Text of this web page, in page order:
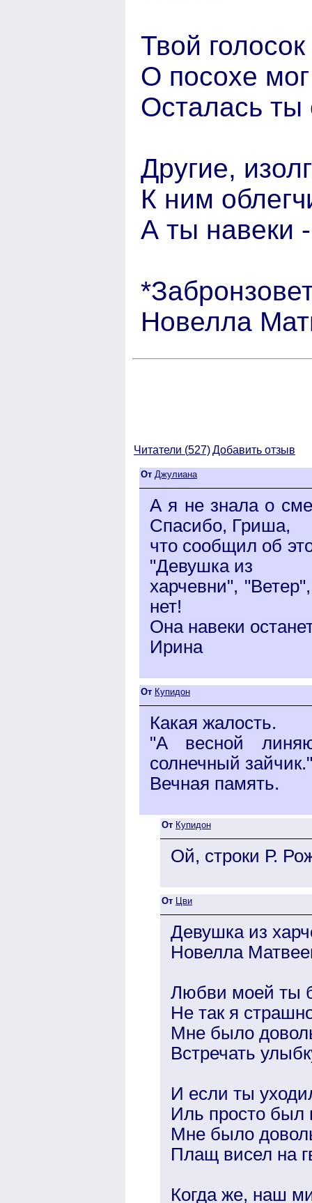
Твой
О посохе
Осталась
Другие,
К ним
А ты навеки
Новелла
Читатели (527)Добавить отзыв
От Джулиана
А я не знала о
Спасибо, Гриша,
что сообщил об
"Девушка из
харчевни",
нет!
Она навеки
Ирина
От Купидон
Какая жалость.
"А весной
солнечный
Вечная память.
От Купидон
Ой, строки Р.
От Цви
Девушка из
Новелла
Любви моей ты
Не так я
Мне было
Встречать
И если ты
Иль просто был
Мне было
Плащ висел на
Когда же, наш